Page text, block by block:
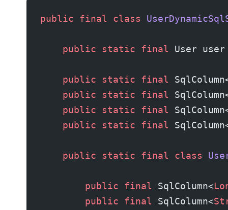
public final class
    public
static final User
    public
static final
    public
static final
    public
static final
    public
static final
    public
static final class
        public
final SqlColumn<
        public
final SqlColumn<